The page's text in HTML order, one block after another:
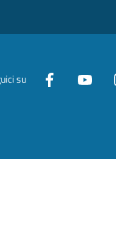
su